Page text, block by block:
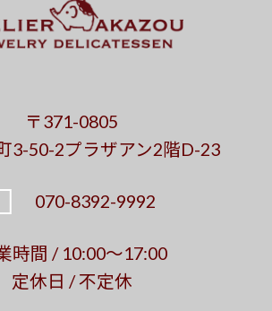
〒371-0805
3-50-2プラザアン2階D-23
070-8392-9992
時間 / 10:00～17:00
定休日 / 不定休